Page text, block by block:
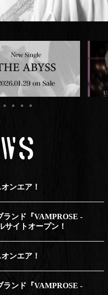
ンエア！
ンド『VAMPROSE -
イトオープン！
ンエア！
ンド『VAMPROSE -